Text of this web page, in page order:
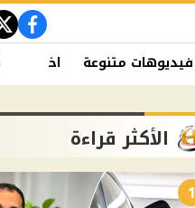
فيديوهات متنوعة اخبار الفن
الأكثر قراءة
1